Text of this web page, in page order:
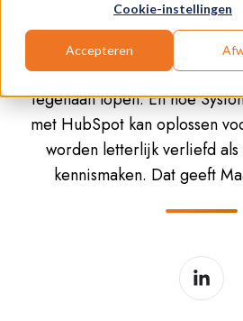
Cookie-instellingen
Accepteren
Maarten werkt ruim 5 jaar bij
contact met (potentiële)
aan zijn adviseursrol.
tegenaan lopen. En hoe
met HubSpot kan oplossen
worden letterlijk verliefd
kennismaken. Dat geeft